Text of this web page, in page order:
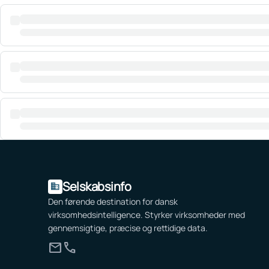
domain Selskabsinfo
Den førende destination for dansk
virksomhedsintelligence. Styrker virksomheder med
gennemsigtige, præcise og rettidige data.
mailcall